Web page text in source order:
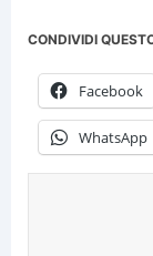
CONDIVIDI
Facebook
WhatsApp